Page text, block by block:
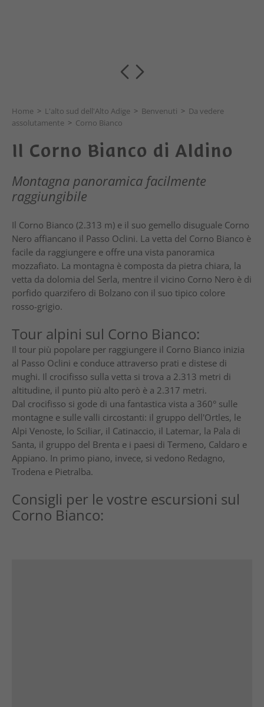
Home > L'alto sud dell'Alto Adige > Benvenuti > Da vedere
assolutamente > Corno Bianco
Il Corno Bianco di Aldino
Montagna panoramica facilmente
raggiungibile
Il Corno Bianco (2.313 m) e il suo gemello disuguale Corno
Nero affiancano il Passo Oclini. La vetta del Corno Bianco è
facile da raggiungere e offre una vista panoramica
mozzafiato. La montagna è composta da pietra chiara, la
vetta da dolomia del Serla, mentre il vicino Corno Nero è di
porfido quarzifero di Bolzano con il suo tipico colore
rosso-grigio.
Tour alpini sul Corno Bianco:
Il tour più popolare per raggiungere il Corno Bianco inizia
al Passo Oclini e conduce attraverso prati e distese di
mughi. Il crocifisso sulla vetta si trova a 2.313 metri di
altitudine, il punto più alto però è a 2.317 metri.
Dal crocifisso si gode di una fantastica vista a 360° sulle
montagne e sulle valli circostanti: il gruppo dell'Ortles, le
Alpi Venoste, lo Sciliar, il Catinaccio, il Latemar, la Pala di
Santa, il gruppo del Brenta e i paesi di Termeno, Caldaro e
Appiano. In primo piano, invece, si vedono Redagno,
Trodena e Pietralba.
Consigli per le vostre escursioni sul
Corno Bianco: